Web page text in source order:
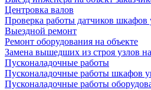
Центровка валов
Проверка работы датчиков шкафов
Выездной ремонт
Ремонт оборудования на объекте
Замена вышедших из строя узлов на
Пусконаладочные работы
Пусконаладочные работы шкафов
Пусконаладочные работы